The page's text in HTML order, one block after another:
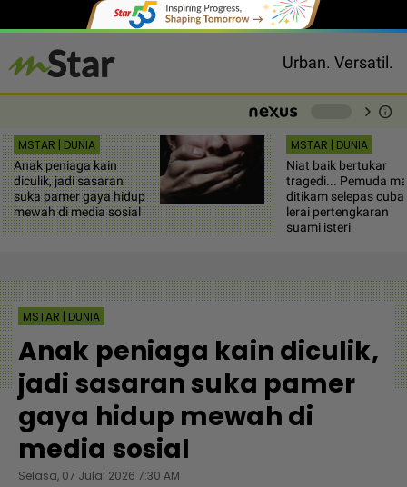
Urban. Versatil.
chevron_right info
MSTAR | DUNIA
Anak peniaga kain
diculik, jadi sasaran
suka pamer gaya hidup
mewah di media sosial
MSTAR | DUNIA
Niat baik bertukar
tragedi... Pemuda
ditikam selepas cuba
lerai pertengkaran
suami isteri
MSTAR | DUNIA
Anak peniaga kain diculik,
jadi sasaran suka pamer
gaya hidup mewah di
media sosial
Selasa, 07 Julai 2026 7:30 AM